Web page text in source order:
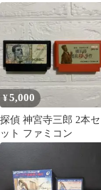
ミコン ポートピア連続
殺人事件 ENIX エニッ
クス FC
¥5,000
探偵 神宮寺三郎 2本セ
ット ファミコン